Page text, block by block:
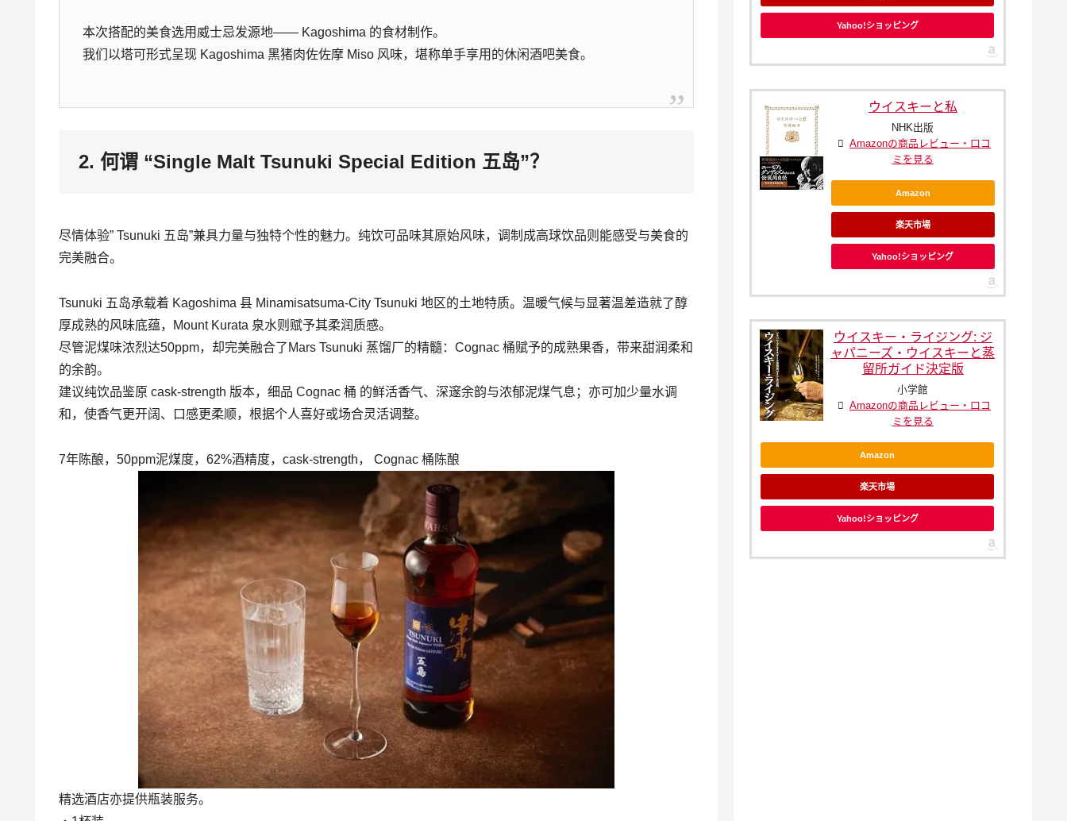
本次搭配的美食选用威士忌发源地—— Kagoshima 的食材制作。
我们以塔可形式呈现 Kagoshima 黑猪肉佐佐摩 Miso 风味，堪称单手享用的休闲酒吧美食。
2. 何谓 “Single Malt Tsunuki Special Edition 五岛”？
尽情体验” Tsunuki 五岛”兼具力量与独特个性的魅力。纯饮可品味其原始风味，调制成高球饮品则能感受与美食的
完美融合。
Tsunuki 五岛承载着 Kagoshima 县 Minamisatsuma-City Tsunuki 地区的土地特质。温暖气候与显著温差造就了醇
厚成熟的风味底蕴，Mount Kurata 泉水则赋予其柔润质感。
尽管泥煤味浓烈达50ppm，却完美融合了Mars Tsunuki 蒸馏厂的精髓：Cognac 桶赋予的成熟果香，带来甜润柔和
的余韵。
建议纯饮品鉴原 cask-strength 版本，细品 Cognac 桶 的鲜活香气、深邃余韵与浓郁泥煤气息；亦可加少量水调
和，使香气更开阔、口感更柔顺，根据个人喜好或场合灵活调整。
7年陈酿，50ppm泥煤度，62%酒精度，cask-strength， Cognac 桶陈酿
精选酒店亦提供瓶装服务。
Yahoo!ショッピング
ウイスキーと私
NHK出版
Amazonの商品レビュー・口コ
ミを見る
Amazon
楽天市場
Yahoo!ショッピング
ウイスキー・ライジング: ジ
ャパニーズ・ウイスキーと蒸
留所ガイド決定版
小学館
Amazonの商品レビュー・口コ
ミを見る
Amazon
楽天市場
Yahoo!ショッピング